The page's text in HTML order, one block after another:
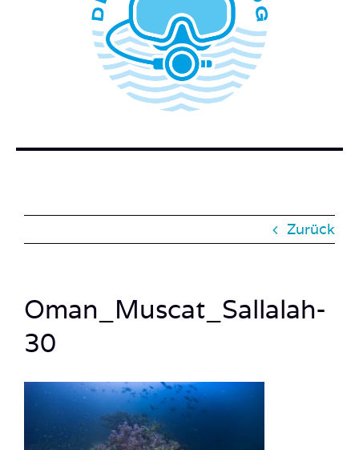
WER STECKT HINTER DEM TAUCHERBLOG?
BUCH BESTELLEN
Zurück
Oman_Muscat_Sallalah-
30